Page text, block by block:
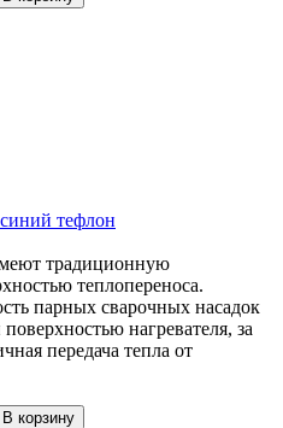
тефлон
традиционную
теплопереноса.
парных сварочных насадок
нагревателя, за
передача тепла от
В корзину